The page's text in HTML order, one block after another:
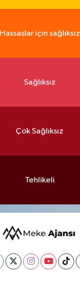
Hassaslar için sağlıksız
Sağlıksız
Çok Sağlıksız
Tehlikeli